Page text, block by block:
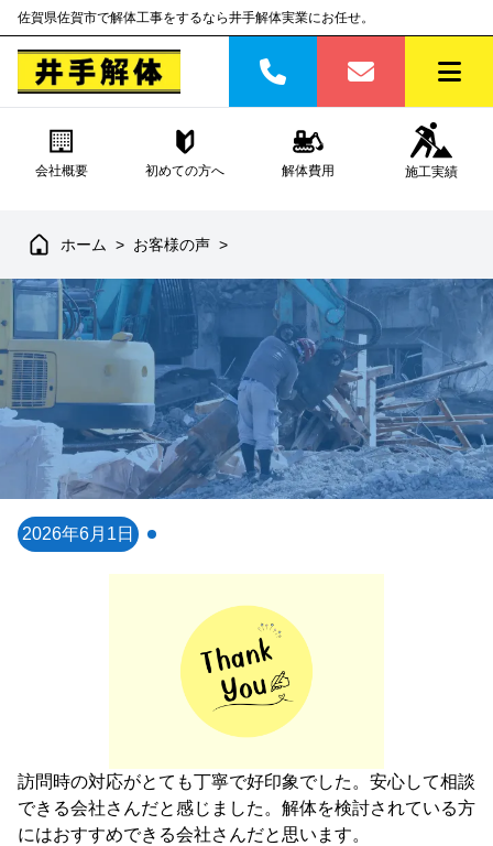
佐賀県佐賀市で解体工事をするなら井手解体実業にお任せ。
会社概要 初めての方へ 解体費用 施工実績
ホーム > お客様の声 >
2026年6月1日
訪問時の対応がとても丁寧で好印象でした。安心して相談
できる会社さんだと感じました。解体を検討されている方
にはおすすめできる会社さんだと思います。